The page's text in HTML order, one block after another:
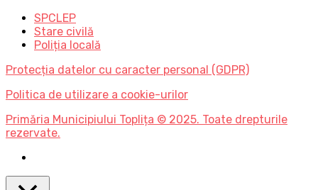
SPCLEP
Stare civilă
Poliția locală
Protecția datelor cu caracter personal (GDPR)
Politica de utilizare a cookie-urilor
Primăria Municipiului Toplița © 2025. Toate drepturile
rezervate.